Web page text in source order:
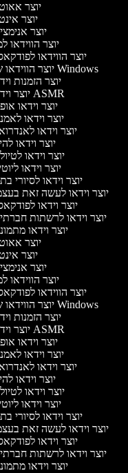
יוצר
יוצר
יוצר
יוצר הווידאו
יוצר הווידאו
יוצר הווידאו של Windows
יוצר הזמנות
יוצר וידאו ASMR
יוצר וידאו
יוצר וידאו
יוצר וידאו
יוצר וידאו
יוצר וידאו
יוצר וידאו
יוצר וידאו לסיורי
יוצר וידאו לעשה זאת
יוצר וידאו
יוצר וידאו לרשתות
יוצר וידאו
יוצר
יוצר
יוצר
יוצר הווידאו
יוצר הווידאו
יוצר הווידאו של Windows
יוצר הזמנות
יוצר וידאו ASMR
יוצר וידאו
יוצר וידאו
יוצר וידאו
יוצר וידאו
יוצר וידאו
יוצר וידאו
יוצר וידאו לסיורי
יוצר וידאו לעשה זאת
יוצר וידאו
יוצר וידאו לרשתות
יוצר וידאו